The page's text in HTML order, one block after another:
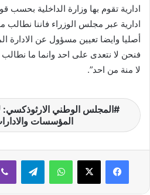
ادارية تقوم بها وزارة الداخلية بحسب
ادارية عبر مجلس الوزراء فاننا نطالب
أصليا وايضا تعيين مسؤول عن الادارة
فنحن لا نتعدى على احد وانما ما
لا منة من احد”.
المجلس الوطني الارثوذكسي:
المؤسسات
واتساب